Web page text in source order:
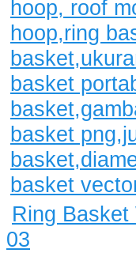
Ring Basket
03